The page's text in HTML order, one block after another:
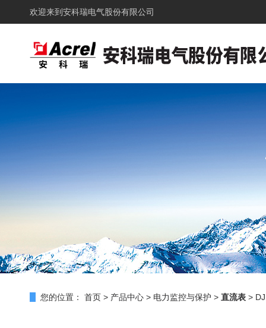
欢迎来到 安科瑞电气股份有限公司
您的位置： 首页 > 产品中心 > 电力监控与保护 > 直流表 >